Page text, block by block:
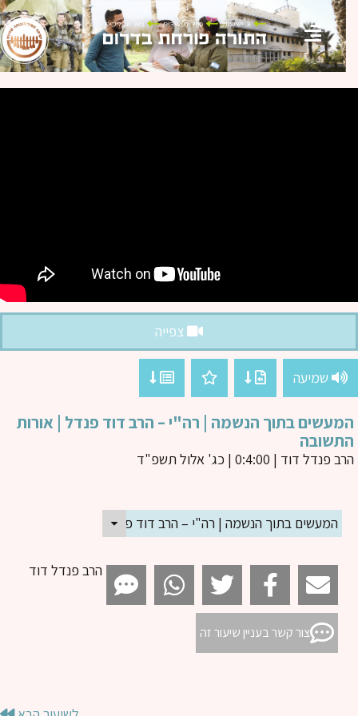
צפייה
שמיעה
בתוך הנשמה | רה"י – הרב דוד פנדל | אורות
פנדל דוד| 0:4:00 | כג' אלול תשפ"ד
המעשים בתוך הנשמה | רה"י – הרב דוד פנדל | אורות התשובה
הרב פנדל דוד
צור קשר בעניין שיעור זה